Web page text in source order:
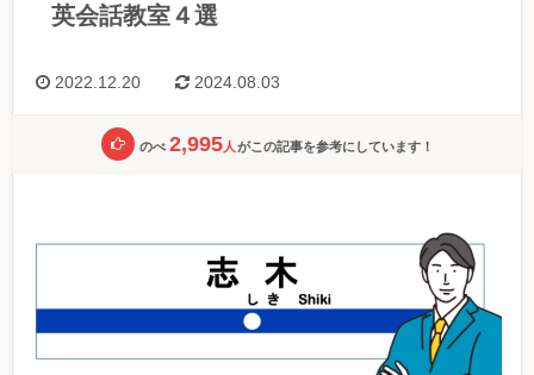
英会話教室４選
2022.12.20 2024.08.03
のべ 2,995人 がこの記事を参考にしています！